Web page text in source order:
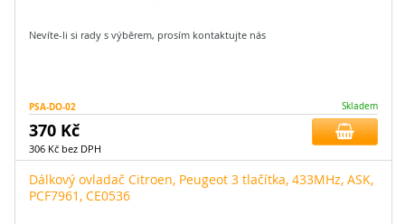
Nevíte-li si rady s výběrem, prosím kontaktujte nás
PSA-DO-02 Skladem
370 Kč
306 Kč bez DPH
Dálkový ovladač Citroen, Peugeot 3 tlačítka, 433MHz, ASK,
PCF7961, CE0536